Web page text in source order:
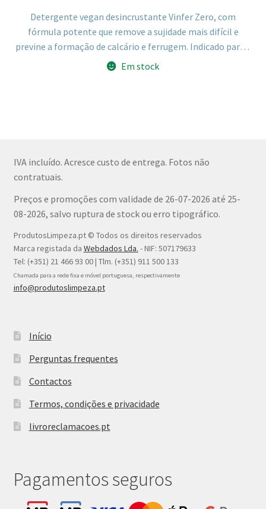
Detergente vegan desincrustante Vinfer Zero, com
fórmula potente que remove a sujidade mais difícil e
previne a formação de calcário e ferrugem. Indicado para a
limpeza diária de torneiras, chuveiros, azulejos e
Em stock
IVA incluído. Acresce custo de entrega. Fotos não
contratuais.
Preços e promoções com validade de 26-07-2026 até 25-
08-2026, salvo ruptura de stock ou erro tipográfico.
ProdutosLimpeza.pt © Todos os direitos reservados
Marca registada da Webdados Lda. - NIF: 507179633
Tel: (+351) 21 466 93 00 | Tlm. (+351) 911 500 133
Chamada para a rede fixa e móvel portuguesa, respectivamente
info@produtoslimpeza.pt
Início
Perguntas frequentes
Contactos
Termos, condições e privacidade
livroreclamacoes.pt
Pagamentos seguros